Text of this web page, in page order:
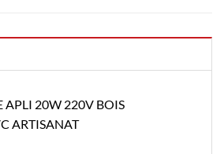
APLI 20W 220V BOIS
ARTISANAT